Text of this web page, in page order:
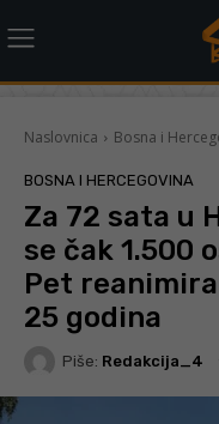
Naslovnica Bosna i
BOSNA I HERCEGOVINA
Za 72 sata u
se čak 1.500
Pet
25 godina
Piše: Redakcija_4